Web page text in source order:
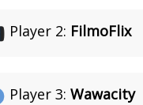
Player 2: FilmoFlix
Player 3: Wawacity